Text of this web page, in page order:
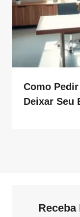
Como
Deixar Seu